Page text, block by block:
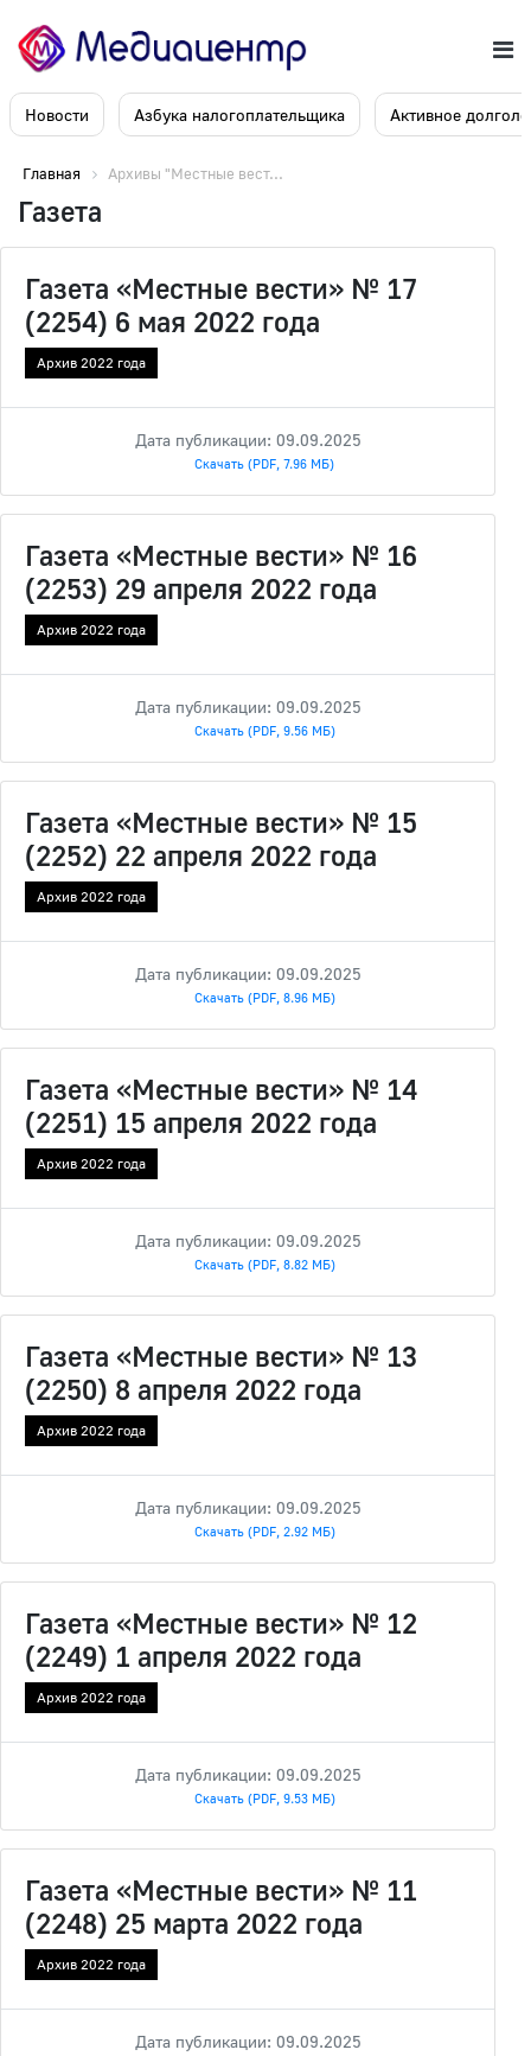
Новости Азбука налогоплательщика Активное
Главная Архивы "Местные вест...
Газета
Газета «Местные вести» № 17
(2254) 6 мая 2022 года
Архив 2022 года
Дата публикации: 09.09.2025
Скачать (PDF, 7.96 МБ)
Газета «Местные вести» № 16
(2253) 29 апреля 2022 года
Архив 2022 года
Дата публикации: 09.09.2025
Скачать (PDF, 9.56 МБ)
Газета «Местные вести» № 15
(2252) 22 апреля 2022 года
Архив 2022 года
Дата публикации: 09.09.2025
Скачать (PDF, 8.96 МБ)
Газета «Местные вести» № 14
(2251) 15 апреля 2022 года
Архив 2022 года
Дата публикации: 09.09.2025
Скачать (PDF, 8.82 МБ)
Газета «Местные вести» № 13
(2250) 8 апреля 2022 года
Архив 2022 года
Дата публикации: 09.09.2025
Скачать (PDF, 2.92 МБ)
Газета «Местные вести» № 12
(2249) 1 апреля 2022 года
Архив 2022 года
Дата публикации: 09.09.2025
Скачать (PDF, 9.53 МБ)
Газета «Местные вести» № 11
(2248) 25 марта 2022 года
Архив 2022 года
Дата публикации: 09.09.2025